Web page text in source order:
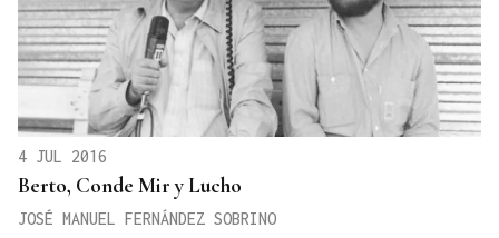
4 JUL 2016
Berto, Conde Mir y Lucho
JOSÉ MANUEL FERNÁNDEZ SOBRINO